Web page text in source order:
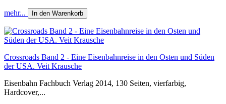
mehr... In den Warenkorb
Crossroads Band 2 - Eine Eisenbahnreise in den Osten und Süden
der USA. Veit Krausche
Eisenbahn Fachbuch Verlag 2014, 130 Seiten, vierfarbig,
Hardcover,...